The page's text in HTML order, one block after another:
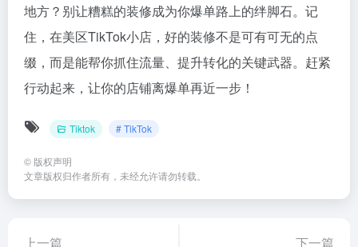
地方？别让糟糕的装修成为你爆单路上的绊脚石。记
住，在美区TikTok小店，好的装修不是可有可无的点
缀，而是能帮你抓住流量、提升转化的关键武器。赶紧
行动起来，让你的店铺离爆单再近一步！
Tiktok # TikTok
© 版权声明
文章版权归作者所有，未经允许请勿转载。
上一篇 下一篇